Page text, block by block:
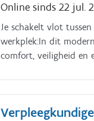
Online sinds 22 jul.
Je schakelt vlot
werkplek:In dit
comfort, veiligheid en
Verpleegkundige